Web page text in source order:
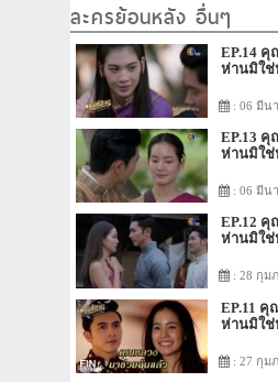
ละครย้อนหลัง อื่นๆ
EP.14
ห่านมิใช่
: 06 มีน
EP.13
ห่านมิใช่
: 06 มีน
EP.12
ห่านมิใช่
: 28 กุม
EP.11 คุ
ห่านมิใช่
: 27 กุม